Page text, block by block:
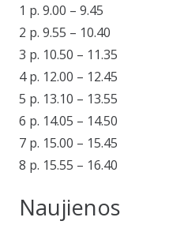
1 p. 9.00 – 9.45
2 p. 9.55 – 10.40
3 p. 10.50 – 11.35
4 p. 12.00 – 12.45
5 p. 13.10 – 13.55
6 p. 14.05 – 14.50
7 p. 15.00 – 15.45
8 p. 15.55 – 16.40
Naujienos